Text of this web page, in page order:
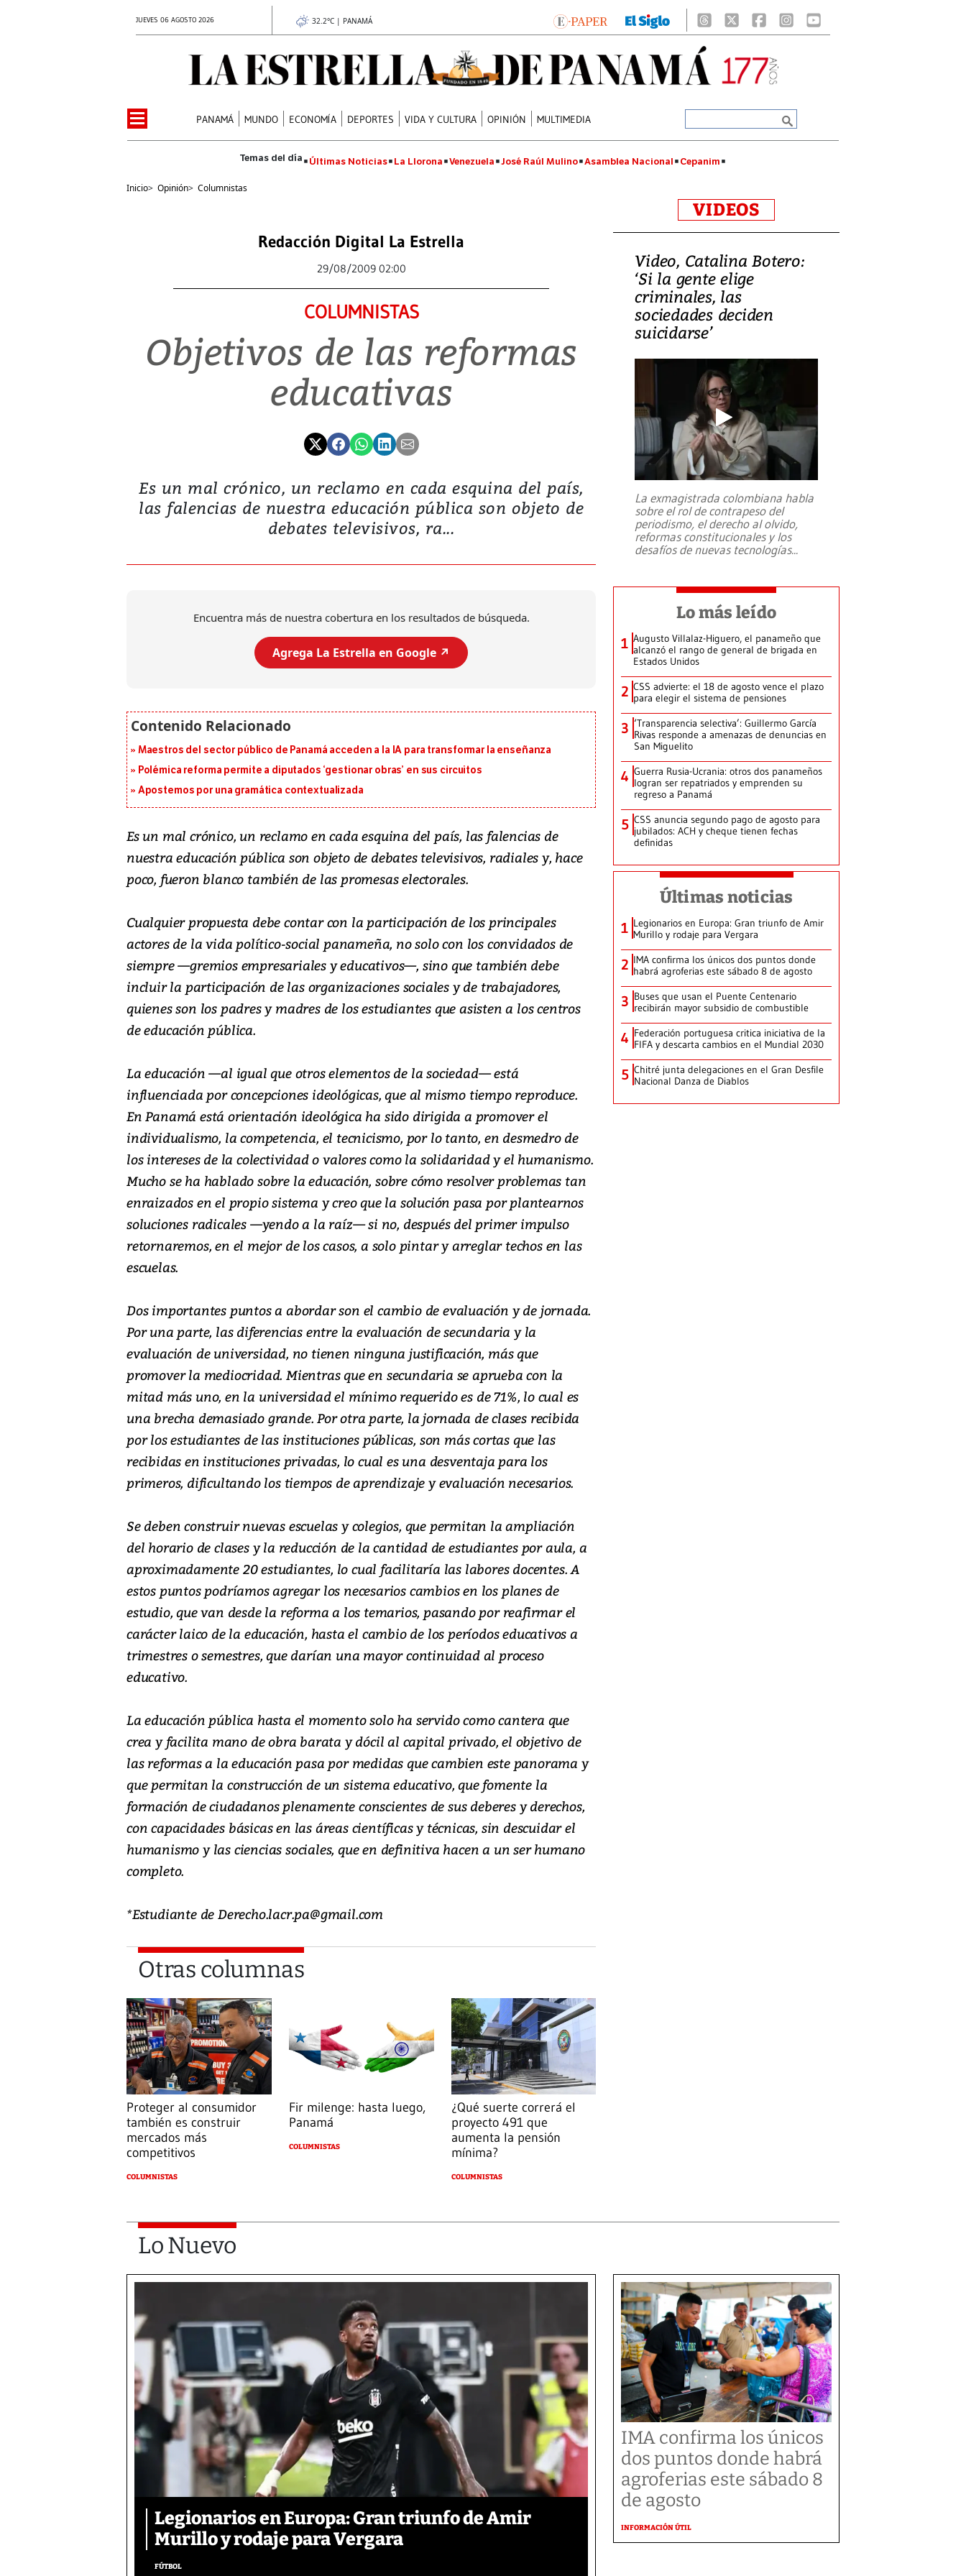
JUEVES 06 AGOSTO 2026 32.2°C | PANAMÁ
PANAMÁ MUNDO ECONOMÍA DEPORTES VIDA Y CULTURA OPINIÓN MULTIMEDIA
Últimas Noticias La Llorona Venezuela José Raúl Mulino Asamblea Nacional Cepanim
Inicio> Opinión> Columnistas
Redacción Digital La Estrella
29/08/2009 02:00
COLUMNISTAS
Objetivos de las reformas
educativas
Es un mal crónico, un reclamo en cada esquina del país,
las falencias de nuestra educación pública son objeto de
debates televisivos, ra...
Encuentra más de nuestra cobertura en los resultados de búsqueda.
Agrega La Estrella en Google ↗️
Maestros del sector público de Panamá acceden a la IA para transformar la enseñanza
Polémica reforma permite a diputados ‘gestionar obras’ en sus circuitos
Apostemos por una gramática contextualizada
Es un mal crónico, un reclamo en cada esquina del país, las falencias de
nuestra educación pública son objeto de debates televisivos, radiales y, hace
poco, fueron blanco también de las promesas electorales.
Cualquier propuesta debe contar con la participación de los principales
actores de la vida político-social panameña, no solo con los convidados de
siempre —gremios empresariales y educativos—, sino que también debe
incluir la participación de las organizaciones sociales y de trabajadores,
quienes son los padres y madres de los estudiantes que asisten a los centros
de educación pública.
La educación —al igual que otros elementos de la sociedad— está
influenciada por concepciones ideológicas, que al mismo tiempo reproduce.
En Panamá está orientación ideológica ha sido dirigida a promover el
individualismo, la competencia, el tecnicismo, por lo tanto, en desmedro de
los intereses de la colectividad o valores como la solidaridad y el humanismo.
Mucho se ha hablado sobre la educación, sobre cómo resolver problemas tan
enraizados en el propio sistema y creo que la solución pasa por plantearnos
soluciones radicales —yendo a la raíz— si no, después del primer impulso
retornaremos, en el mejor de los casos, a solo pintar y arreglar techos en las
escuelas.
Dos importantes puntos a abordar son el cambio de evaluación y de jornada.
Por una parte, las diferencias entre la evaluación de secundaria y la
evaluación de universidad, no tienen ninguna justificación, más que
promover la mediocridad. Mientras que en secundaria se aprueba con la
mitad más uno, en la universidad el mínimo requerido es de 71%, lo cual es
una brecha demasiado grande. Por otra parte, la jornada de clases recibida
por los estudiantes de las instituciones públicas, son más cortas que las
recibidas en instituciones privadas, lo cual es una desventaja para los
primeros, dificultando los tiempos de aprendizaje y evaluación necesarios.
Se deben construir nuevas escuelas y colegios, que permitan la ampliación
del horario de clases y la reducción de la cantidad de estudiantes por aula, a
aproximadamente 20 estudiantes, lo cual facilitaría las labores docentes. A
estos puntos podríamos agregar los necesarios cambios en los planes de
estudio, que van desde la reforma a los temarios, pasando por reafirmar el
carácter laico de la educación, hasta el cambio de los períodos educativos a
trimestres o semestres, que darían una mayor continuidad al proceso
educativo.
La educación pública hasta el momento solo ha servido como cantera que
crea y facilita mano de obra barata y dócil al capital privado, el objetivo de
las reformas a la educación pasa por medidas que cambien este panorama y
que permitan la construcción de un sistema educativo, que fomente la
formación de ciudadanos plenamente conscientes de sus deberes y derechos,
con capacidades básicas en las áreas científicas y técnicas, sin descuidar el
humanismo y las ciencias sociales, que en definitiva hacen a un ser humano
completo.
*Estudiante de Derecho.lacr.pa@gmail.com
Otras columnas
Proteger al consumidor
también es construir
mercados más
competitivos
COLUMNISTAS
Fir milenge: hasta luego,
Panamá
COLUMNISTAS
¿Qué suerte correrá el
proyecto 491 que
aumenta la pensión
mínima?
COLUMNISTAS
VIDEOS
Video, Catalina Botero:
‘Si la gente elige
criminales, las
sociedades deciden
suicidarse’
La exmagistrada colombiana habla
sobre el rol de contrapeso del
periodismo, el derecho al olvido,
reformas constitucionales y los
desafíos de nuevas tecnologías...
Lo más leído
1 Augusto Villalaz-Higuero, el panameño que
alcanzó el rango de general de brigada en
Estados Unidos
2 CSS advierte: el 18 de agosto vence el plazo
para elegir el sistema de pensiones
3 ‘Transparencia selectiva’: Guillermo García
Rivas responde a amenazas de denuncias en
San Miguelito
4 Guerra Rusia-Ucrania: otros dos panameños
logran ser repatriados y emprenden su
regreso a Panamá
5 CSS anuncia segundo pago de agosto para
jubilados: ACH y cheque tienen fechas
definidas
Últimas noticias
1 Legionarios en Europa: Gran triunfo de Amir
Murillo y rodaje para Vergara
2 IMA confirma los únicos dos puntos donde
habrá agroferias este sábado 8 de agosto
3 Buses que usan el Puente Centenario
recibirán mayor subsidio de combustible
4 Federación portuguesa critica iniciativa de la
FIFA y descarta cambios en el Mundial 2030
5 Chitré junta delegaciones en el Gran Desfile
Nacional Danza de Diablos
Lo Nuevo
Legionarios en Europa: Gran triunfo de Amir
Murillo y rodaje para Vergara
FÚTBOL
IMA confirma los únicos
dos puntos donde habrá
agroferias este sábado 8
de agosto
INFORMACIÓN ÚTIL